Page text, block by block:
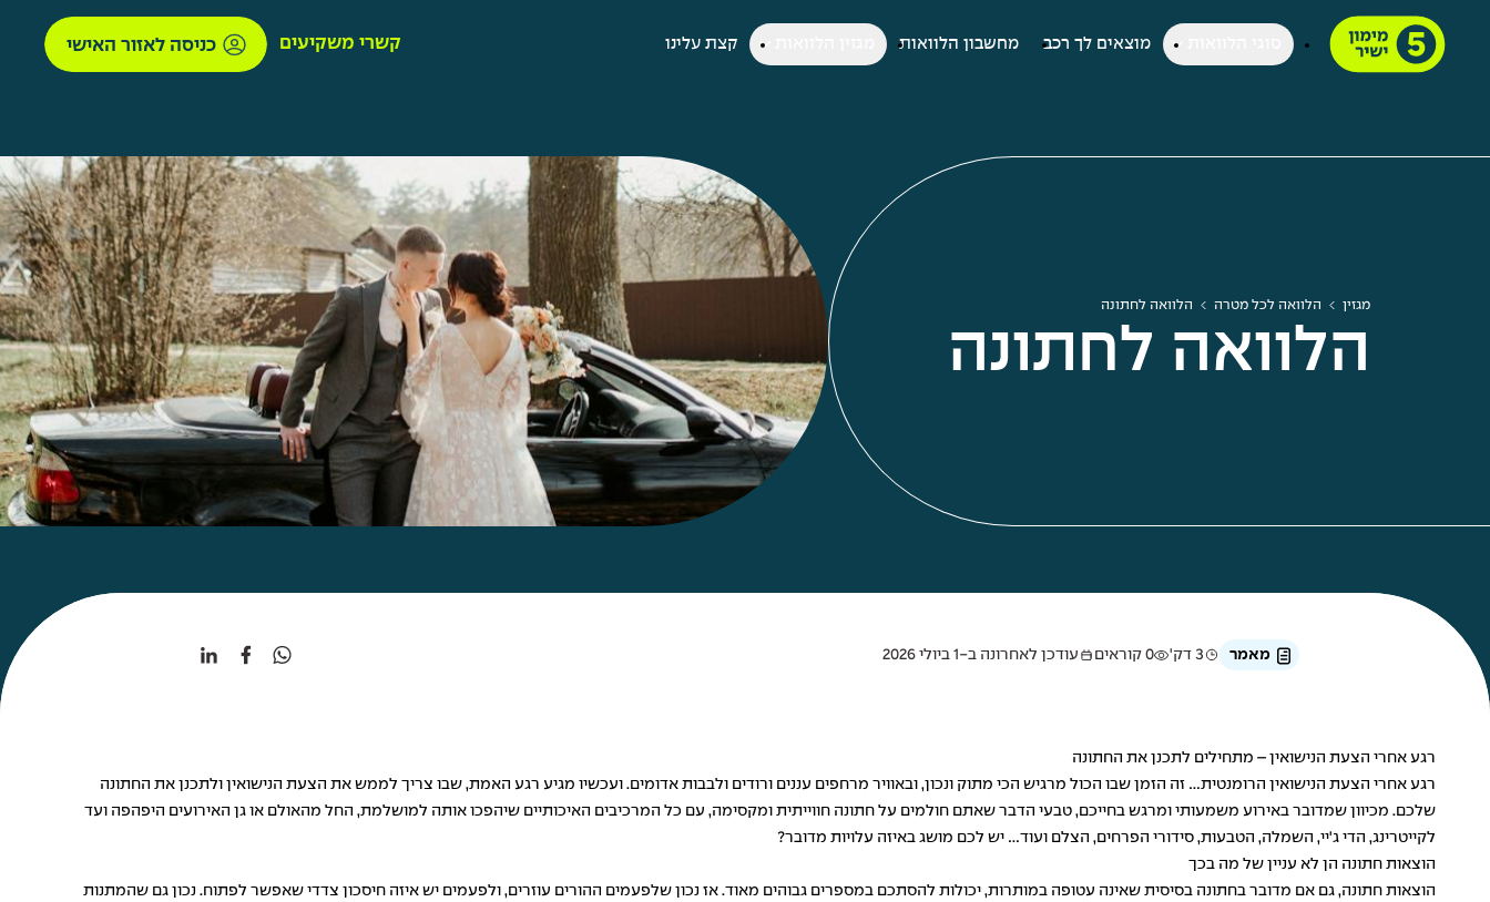
מוצאים לך רכב מחשבון הלוואות קצת עלינו קשרי משקיעים כניסה לאזור האישי
מגזין הלוואה לכל מטרה הלוואה לחתונה
הלוואה לחתונה
מאמר 3 דק' 0 קוראים עודכן לאחרונה ב-1 ביולי 2026
רגע אחרי הצעת הנישואין – מתחילים לתכנן את החתונה
רגע אחרי הצעת הנישואין הרומנטית... זה הזמן שבו הכול מרגיש הכי מתוק ונכון, ובאוויר מרחפים עננים ורודים ולבבות אדומים. ועכשיו מגיע רגע האמת, שבו צריך לממש את הצעת הנישואין ולתכנן את החתונה
שלכם. מכיוון שמדובר באירוע משמעותי ומרגש בחייכם, טבעי הדבר שאתם חולמים על חתונה חווייתית ומקסימה, עם כל המרכיבים האיכותיים שיהפכו אותה למושלמת, החל מהאולם או גן האירועים היפהפה ועד
לקייטרינג, הדי ג'יי, השמלה, הטבעות, סידורי הפרחים, הצלם ועוד... יש לכם מושג באיזה עלויות מדובר?
הוצאות חתונה הן לא עניין של מה בכך
הוצאות חתונה, גם אם מדובר בחתונה בסיסית שאינה עטופה במותרות, יכולות להסתכם במספרים גבוהים מאוד. אז נכון שלפעמים ההורים עוזרים, ולפעמים יש איזה חיסכון צדדי שאפשר לפתוח. נכון גם שהמתנות